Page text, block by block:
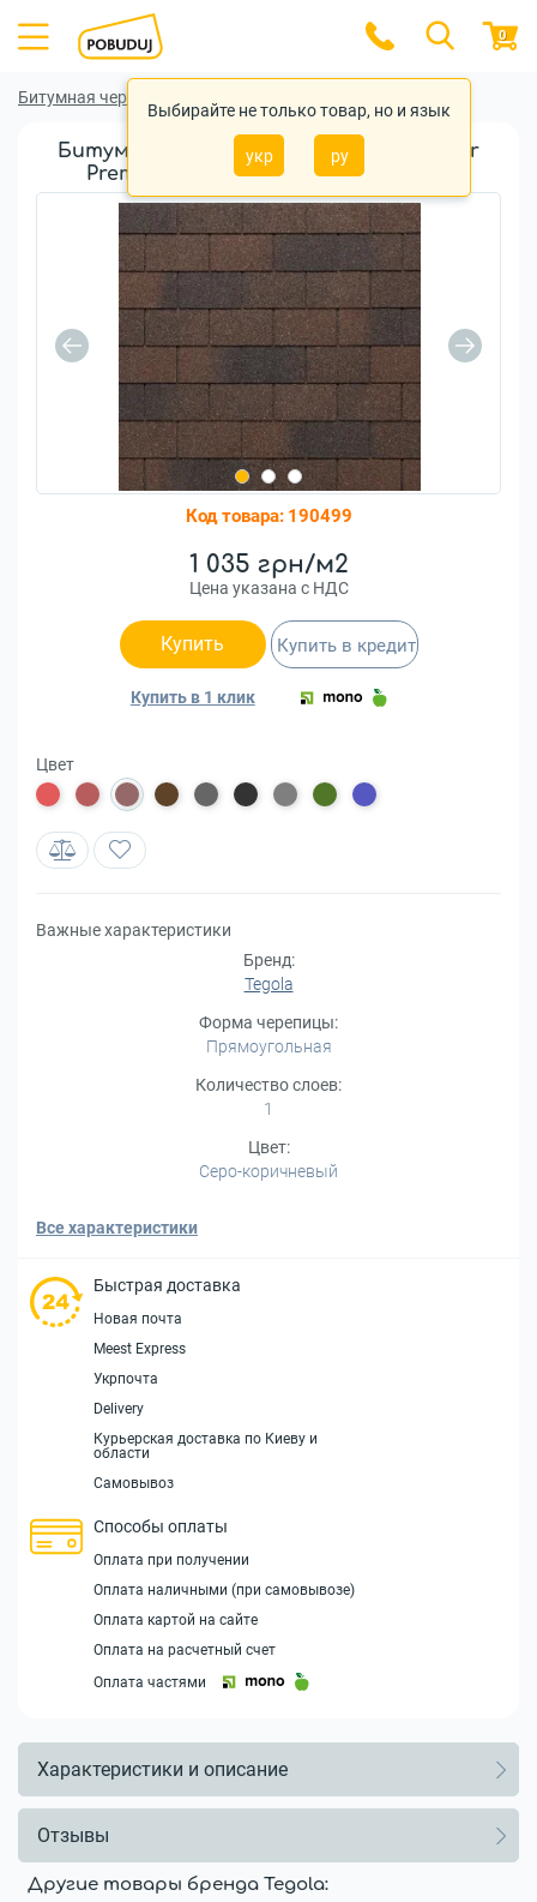
Выбирайте не только товар, но и язык
укр ру
0
Битумная черепица
Битумная черепица Tegola Rectangular
Premium Wood Brown (2101030001547)
Код товара: 190499
1 035 грн/м2
Цена указана с НДС
Купить
Купить в 1 клик
Купить в кредит
Цвет
Важные характеристики
Бренд:
Tegola
Форма черепицы:
Прямоугольная
Количество слоев:
1
Цвет:
Серо-коричневый
Все характеристики
Быстрая доставка
Новая почта
Meest Express
Укрпочта
Delivery
Курьерская доставка по Киеву и
области
Самовывоз
Способы оплаты
Оплата при получении
Оплата наличными (при самовывозе)
Оплата картой на сайте
Оплата на расчетный счет
Оплата частями
Характеристики и описание
Отзывы
Другие товары бренда Tegola: